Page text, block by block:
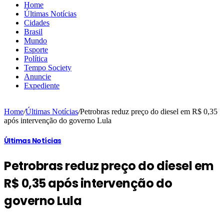
Home
Últimas Notícias
Cidades
Brasil
Mundo
Esporte
Política
Tempo Society
Anuncie
Expediente
Home/Últimas Notícias/Petrobras reduz preço do diesel em R$ 0,35
após intervenção do governo Lula
Últimas Notícias
Petrobras reduz preço do diesel em
R$ 0,35 após intervenção do
governo Lula